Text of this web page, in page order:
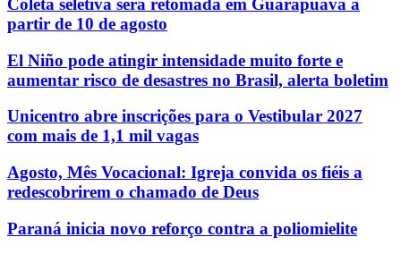
Coleta seletiva será retomada em Guarapuava a
partir de 10 de agosto
El Niño pode atingir intensidade muito forte e
aumentar risco de desastres no Brasil, alerta boletim
Unicentro abre inscrições para o Vestibular 2027
com mais de 1,1 mil vagas
Agosto, Mês Vocacional: Igreja convida os fiéis a
redescobrirem o chamado de Deus
Paraná inicia novo reforço contra a poliomielite